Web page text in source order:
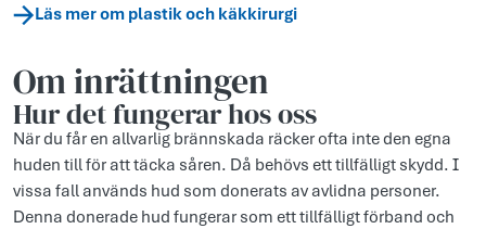
Läs mer om plastik och käkkirurgi
Om inrättningen
Hur det fungerar hos oss
När du får en allvarlig brännskada räcker ofta inte den egna
huden till för att täcka såren. Då behövs ett tillfälligt skydd. I
vissa fall används hud som donerats av avlidna personer.
Denna donerade hud fungerar som ett tillfälligt förband och